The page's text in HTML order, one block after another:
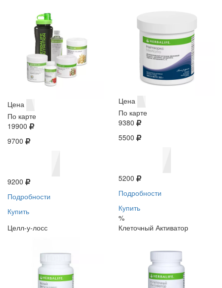
Цена
По карте
19900
9700
9200
Подробности
Купить
Цена
По карте
9380
5500
5200
Подробности
Купить
%
Целл-у-лосс
Клеточный Активатор